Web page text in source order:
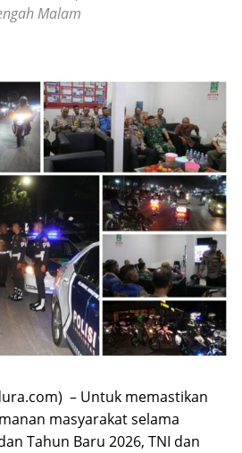
Malam
– Untuk memastikan
masyarakat selama
Tahun Baru 2026, TNI dan